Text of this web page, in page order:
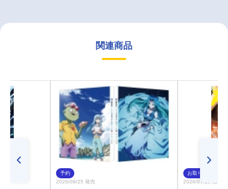
関連商品
予約
2026/09/25 発売
お取り寄せ
2026/07/10 発売